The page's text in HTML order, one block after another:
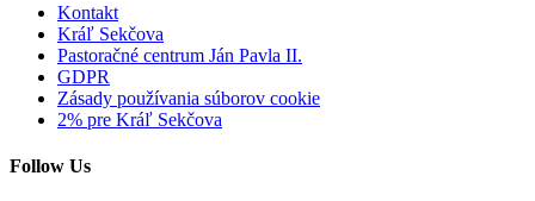
Kontakt
Kráľ Sekčova
Pastoračné centrum Ján Pavla II.
GDPR
Zásady používania súborov cookie
2% pre Kráľ Sekčova
Follow Us